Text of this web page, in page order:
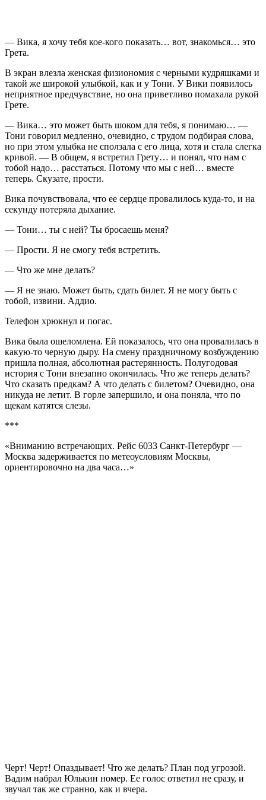
— Вика, я хочу тебя кое-кого показать… вот, знакомься… это
Грета.
В экран влезла женская физиономия с черными кудряшками и
такой же широкой улыбкой, как и у Тони. У Вики появилось
неприятное предчувствие, но она приветливо помахала рукой
Грете.
— Вика… это может быть шоком для тебя, я понимаю… —
Тони говорил медленно, очевидно, с трудом подбирая слова,
но при этом улыбка не сползала с его лица, хотя и стала слегка
кривой. — В общем, я встретил Грету… и понял, что нам с
тобой надо… расстаться. Потому что мы с ней… вместе
теперь. Скузате, прости.
Вика почувствовала, что ее сердце провалилось куда-то, и на
секунду потеряла дыхание.
— Тони… ты с ней? Ты бросаешь меня?
— Прости. Я не смогу тебя встретить.
— Что же мне делать?
— Я не знаю. Может быть, сдать билет. Я не могу быть с
тобой, извини. Аддио.
Телефон хрюкнул и погас.
Вика была ошеломлена. Ей показалось, что она провалилась в
какую-то черную дыру. На смену праздничному возбуждению
пришла полная, абсолютная растерянность. Полугодовая
история с Тони внезапно окончилась. Что же теперь делать?
Что сказать предкам? А что делать с билетом? Очевидно, она
никуда не летит. В горле запершило, и она поняла, что по
щекам катятся слезы.
***
«Вниманию встречающих. Рейс 6033 Санкт-Петербург —
Москва задерживается по метеоусловиям Москвы,
ориентировочно на два чаcа…»
Черт! Черт! Опаздывает! Что же делать? План под угрозой.
Вадим набрал Юлькин номер. Ее голос ответил не сразу, и
звучал так же странно, как и вчера.